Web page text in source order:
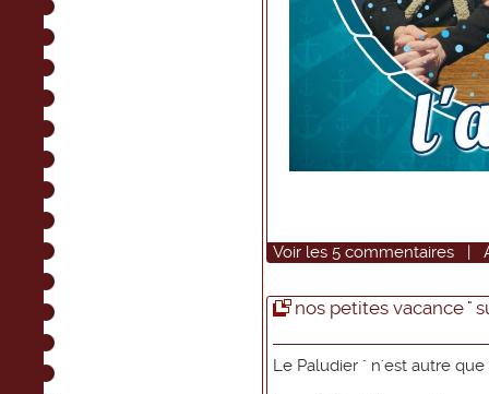
Voir les 5 commentaires |
nos petites vacance "
Le Paludier " n'est autre